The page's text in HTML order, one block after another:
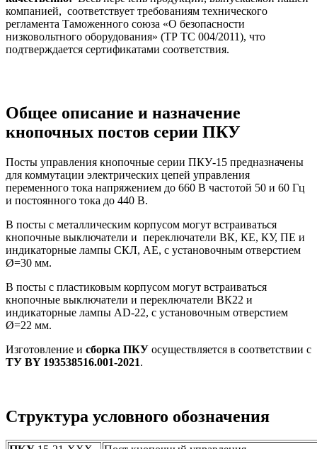
компанией, соответствует требованиям технического
регламента Таможенного союза «О безопасности
низковольтного оборудования» (ТР ТС 004/2011), что
подтверждается сертификатами соответствия.
Общее описание и назначение
кнопочных постов серии ПКУ
Посты управления кнопочные серии ПКУ-15 предназначены
для коммутации электрических цепей управления
переменного тока напряжением до 660 В частотой 50 и 60 Гц
и постоянного тока до 440 В.
В посты с металлическим корпусом могут встраиваться
кнопочные выключатели и переключатели ВК, КЕ, КУ, ПЕ и
индикаторные лампы СКЛ, АЕ, с установочным отверстием
Ø=30 мм.
В посты с пластиковым корпусом могут встраиваться
кнопочные выключатели и переключатели ВК22 и
индикаторные лампы AD-22, с установочным отверстием
Ø=22 мм.
Изготовление и сборка ПКУ осуществляется в соответствии с
ТУ BY 193538516.001-2021.
Структура условного обозначения